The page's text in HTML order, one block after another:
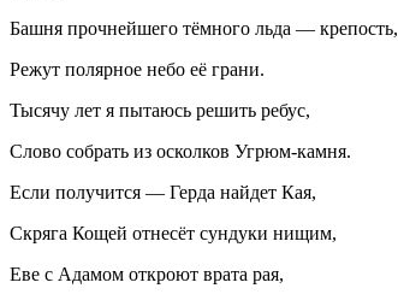
Башня прочнейшего тёмного льда — крепость,
Режут полярное небо её грани.
Тысячу лет я пытаюсь решить ребус,
Слово собрать из осколков Угрюм-камня.
Если получится — Герда найдет Кая,
Скряга Кощей отнесёт сундуки нищим,
Еве с Адамом откроют врата рая,